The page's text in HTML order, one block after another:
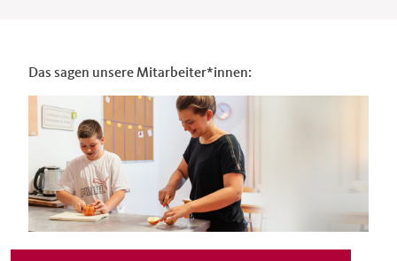
Das sagen unsere Mitarbeiter*innen: